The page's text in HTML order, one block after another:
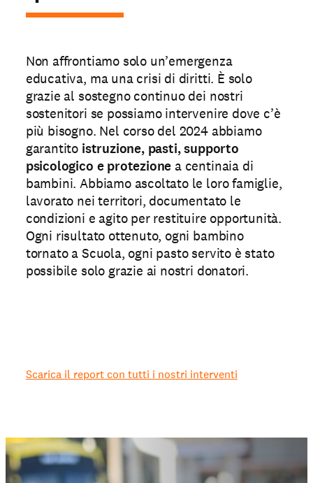
Non affrontiamo solo un’emergenza
educativa, ma una crisi di diritti. È solo
grazie al sostegno continuo dei nostri
sostenitori se possiamo intervenire dove c’è
più bisogno. Nel corso del 2024 abbiamo
garantito istruzione, pasti, supporto
psicologico e protezione a centinaia di
bambini. Abbiamo ascoltato le loro famiglie,
lavorato nei territori, documentato le
condizioni e agito per restituire opportunità.
Ogni risultato ottenuto, ogni bambino
tornato a Scuola, ogni pasto servito è stato
possibile solo grazie ai nostri donatori.
Scarica il report con tutti i nostri interventi